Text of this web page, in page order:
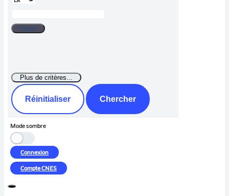
Réinitialiser Chercher
Mode sombre
Connexion
CompteCNES